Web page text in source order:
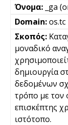
_ga
os.tc
μοναδικό
δημιουργία
δεδομένων
τρόπο με τον
επισκέπτης
ιστότοπο.